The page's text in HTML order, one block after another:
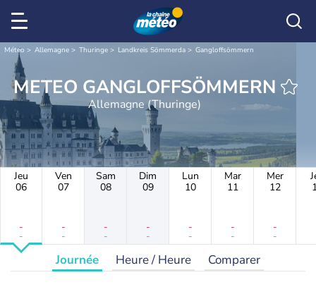
Météo Allemagne Thuringe Landkreis Sömmerda Gangloffsömmern
METEO GANGLOFFSÖMMERN
Allemagne (Thuringe)
Jeu
06
-
-
Ven
07
-
-
Sam
08
-
-
Dim
09
-
-
Lun
10
-
-
Mar
11
-
-
Mer
12
-
-
Journée Heure / Heure Comparer